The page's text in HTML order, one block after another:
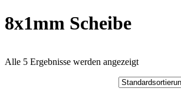
8x1mm Scheibe
Alle 5 Ergebnisse werden angezeigt